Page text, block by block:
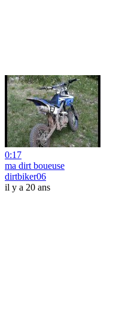
0:17
ma dirt boueuse
dirtbiker06
il y a 20 ans